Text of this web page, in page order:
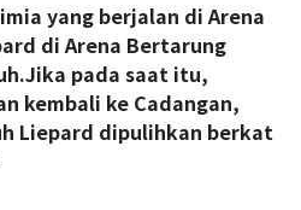
yang berjalan di Arena
di Arena Bertarung
pada saat itu,
kembali ke Cadangan,
Liepard dipulihkan berkat